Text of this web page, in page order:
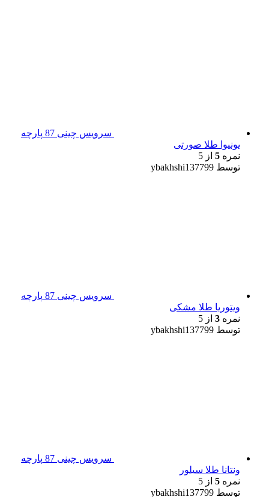
سرویس چینی 87 پارچه
یونیوا طلا صورتی
نمره 5 از 5
توسط ybakhshi137799
سرویس چینی 87 پارچه
ویتوریا طلا مشکی
نمره 3 از 5
توسط ybakhshi137799
سرویس چینی 87 پارچه
ونتانا طلا سیلور
نمره 5 از 5
توسط ybakhshi137799